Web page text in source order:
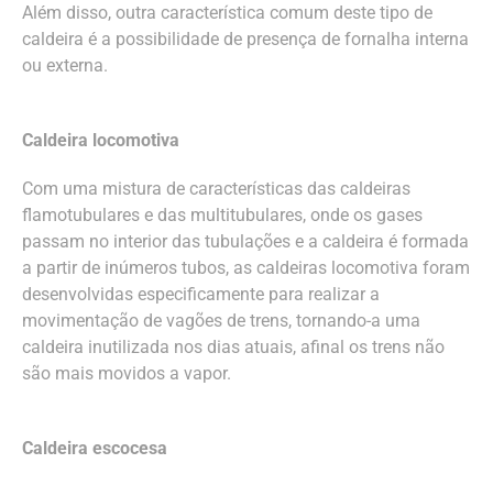
Além disso, outra característica comum deste tipo de
caldeira é a possibilidade de presença de fornalha interna
ou externa.
Caldeira locomotiva
Com uma mistura de características das caldeiras
flamotubulares e das multitubulares, onde os gases
passam no interior das tubulações e a caldeira é formada
a partir de inúmeros tubos, as caldeiras locomotiva foram
desenvolvidas especificamente para realizar a
movimentação de vagões de trens, tornando-a uma
caldeira inutilizada nos dias atuais, afinal os trens não
são mais movidos a vapor.
Caldeira escocesa